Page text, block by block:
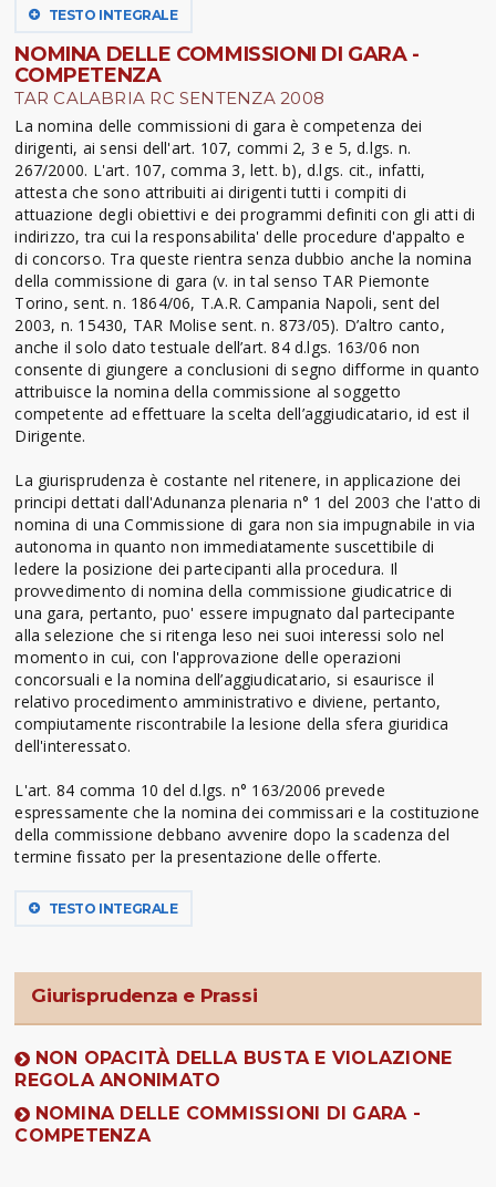
TESTO INTEGRALE
NOMINA DELLE COMMISSIONI DI GARA -
COMPETENZA
TAR CALABRIA RC SENTENZA 2008
La nomina delle commissioni di gara è competenza dei
dirigenti, ai sensi dell'art. 107, commi 2, 3 e 5, d.lgs. n.
267/2000. L'art. 107, comma 3, lett. b), d.lgs. cit., infatti,
attesta che sono attribuiti ai dirigenti tutti i compiti di
attuazione degli obiettivi e dei programmi definiti con gli atti di
indirizzo, tra cui la responsabilita' delle procedure d'appalto e
di concorso. Tra queste rientra senza dubbio anche la nomina
della commissione di gara (v. in tal senso TAR Piemonte
Torino, sent. n. 1864/06, T.A.R. Campania Napoli, sent del
2003, n. 15430, TAR Molise sent. n. 873/05). D’altro canto,
anche il solo dato testuale dell’art. 84 d.lgs. 163/06 non
consente di giungere a conclusioni di segno difforme in quanto
attribuisce la nomina della commissione al soggetto
competente ad effettuare la scelta dell’aggiudicatario, id est il
Dirigente.
La giurisprudenza è costante nel ritenere, in applicazione dei
principi dettati dall'Adunanza plenaria n° 1 del 2003 che l'atto di
nomina di una Commissione di gara non sia impugnabile in via
autonoma in quanto non immediatamente suscettibile di
ledere la posizione dei partecipanti alla procedura. Il
provvedimento di nomina della commissione giudicatrice di
una gara, pertanto, puo' essere impugnato dal partecipante
alla selezione che si ritenga leso nei suoi interessi solo nel
momento in cui, con l'approvazione delle operazioni
concorsuali e la nomina dell’aggiudicatario, si esaurisce il
relativo procedimento amministrativo e diviene, pertanto,
compiutamente riscontrabile la lesione della sfera giuridica
dell'interessato.
L'art. 84 comma 10 del d.lgs. n° 163/2006 prevede
espressamente che la nomina dei commissari e la costituzione
della commissione debbano avvenire dopo la scadenza del
termine fissato per la presentazione delle offerte.
TESTO INTEGRALE
Giurisprudenza e Prassi
NON OPACITÀ DELLA BUSTA E VIOLAZIONE
REGOLA ANONIMATO
NOMINA DELLE COMMISSIONI DI GARA -
COMPETENZA